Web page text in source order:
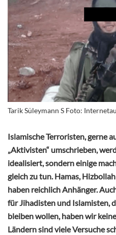
Tarik Süleymann S Foto:
Islamische Terroristen, gerne
„Aktivisten“ umschrieben,
idealisiert, sondern einige
gleich zu tun. Hamas,
haben reichlich Anhänger.
für Jihadisten und Islamisten,
bleiben wollen, haben wir
Ländern sind viele Versuche